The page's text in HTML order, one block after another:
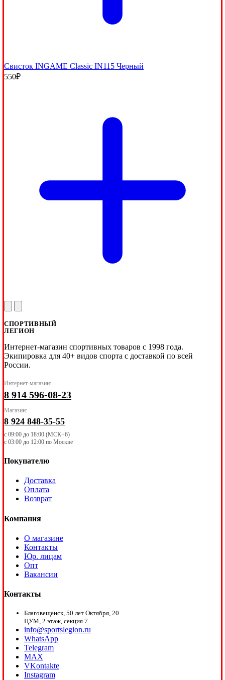
Свисток INGAME Classic IN115 Черный
550₽
СПОРТИВНЫЙ
ЛЕГИОН
Интернет-магазин спортивных товаров с 1998 года.
Экипировка для 40+ видов спорта с доставкой по всей
России.
Интернет-магазин:
8 914 596-08-23
Магазин:
8 924 848-35-55
с 09:00 до 18:00 (МСК+6)
с 03:00 до 12:00 по Москве
Покупателю
Доставка
Оплата
Возврат
Компания
О магазине
Контакты
Юр. лицам
Опт
Вакансии
Контакты
Благовещенск, 50 лет Октября, 20
ЦУМ, 2 этаж, секция 7
info@sportslegion.ru
WhatsApp
Telegram
MAX
VKontakte
Instagram